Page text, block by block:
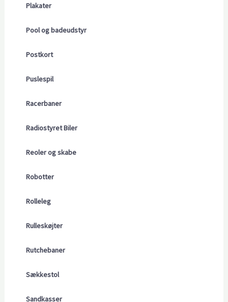
Plakater
Pool og badeudstyr
Postkort
Puslespil
Racerbaner
Radiostyret Biler
Reoler og skabe
Robotter
Rolleleg
Rulleskøjter
Rutchebaner
Sækkestol
Sandkasser